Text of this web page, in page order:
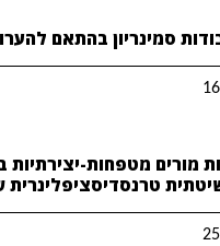
סמינריון בהתאם
מורים מטפחות-